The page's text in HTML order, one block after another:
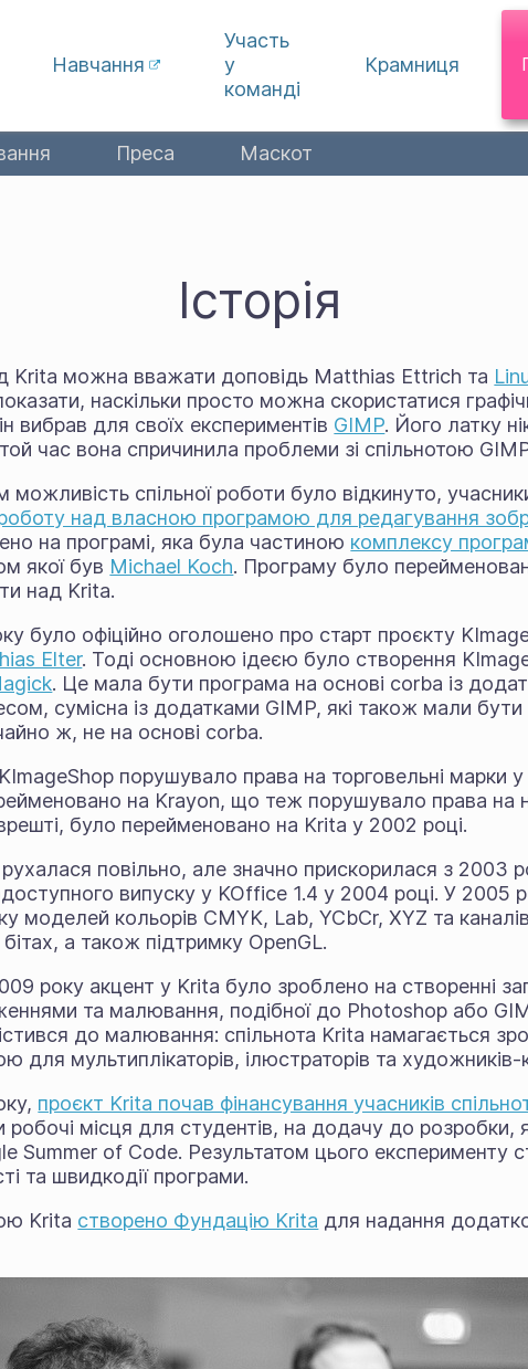
Навчання
Участь
у
команді
Крамниця
Преса Маскот
Історія
Krita можна вважати доповідь Matthias Ettrich та
наскільки просто можна скористатися
вибрав для своїх експериментів GIMP. Його латку
час вона спричинила проблеми зі спільнотою
можливість спільної роботи було відкинуто,
над власною програмою для редагування
на програмі, яка була частиною комплексу
якої був Michael Koch. Програму було
над Krita.
було офіційно оголошено про старт проєкту
Elter. Тоді основною ідеєю було створення
. Це мала бути програма на основі corba із
сумісна із додатками GIMP, які також мали
ж, не на основі corba.
порушувало права на торговельні марки
на Krayon, що теж порушувало права на
було перейменовано на Krita у 2002 році.
повільно, але значно прискорилася з 2003
випуску у KOffice 1.4 у 2004 році. У 2005
моделей кольорів CMYK, Lab, YCbCr, XYZ та каналів
а також підтримку OpenGL.
року акцент у Krita було зроблено на створенні
та малювання, подібної до Photoshop або
до малювання: спільнота Krita намагається
мультиплікаторів, ілюстраторів та художників-
проєкт Krita почав фінансування учасників
місця для студентів, на додачу до розробки,
Summer of Code. Результатом цього експерименту
та швидкодії програми.
Krita створено Фундацію Krita для надання